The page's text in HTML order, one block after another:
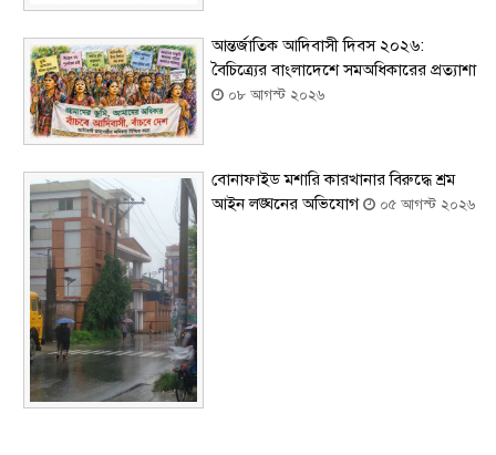
আন্তর্জাতিক আদিবাসী দিবস ২০২৬:
বৈচিত্র্যের বাংলাদেশে সমঅধিকারের প্রত্যাশা
০৮ আগস্ট ২০২৬
বোনাফাইড মশারি কারখানার বিরুদ্ধে শ্রম
আইন লঙ্ঘনের অভিযোগ
০৫ আগস্ট ২০২৬